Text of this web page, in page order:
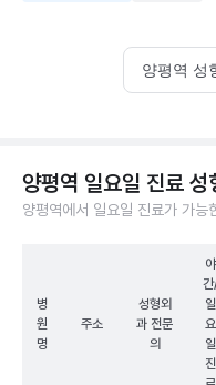
양평역 성
양평역 일요일 진료 성
양평역에서 일요일 진료가 가능
병
원
명
주소
성형외
과 전문
의
야
일
요
일
진